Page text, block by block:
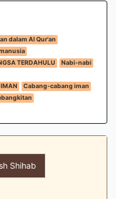
dalam Al Qur'an
TERDAHULU
Nabi-nabi
IMAN
Cabang-cabang iman
Shihab